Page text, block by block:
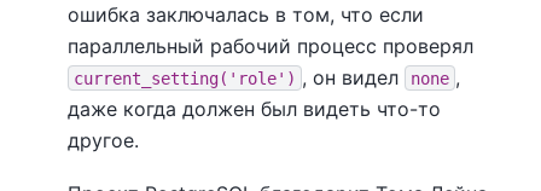
ошибка заключалась в том, что если
параллельный рабочий процесс проверял
current_setting('role') , он видел none ,
даже когда должен был видеть что-то
другое.